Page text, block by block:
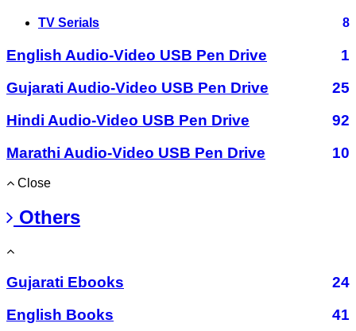
TV Serials 8
English Audio-Video USB Pen Drive
1
Gujarati Audio-Video USB Pen Drive
25
Hindi Audio-Video USB Pen Drive
92
Marathi Audio-Video USB Pen Drive
10
Close
Others
Gujarati Ebooks
24
English Books
41